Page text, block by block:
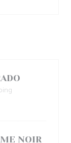
NOIR